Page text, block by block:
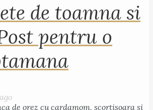
de toamna si
pentru o